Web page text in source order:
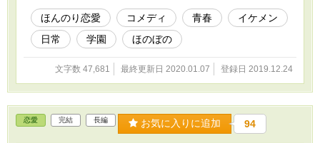
ほんのり恋愛 コメディ 青春
イケメン
日常
学園 ほのぼの
文字数 47,681 最終更新日 2020.01.07 登録日 2019.12.24
恋愛 完結 長編 お気に入りに追加 94